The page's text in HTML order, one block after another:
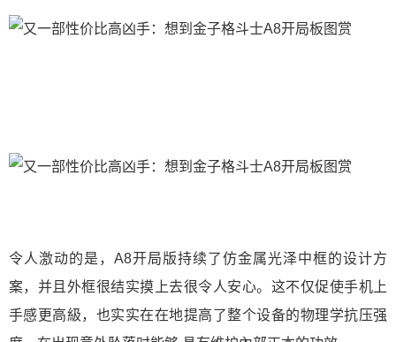
令人激动的是，A8开局版持续了仿金属光泽中框的设计方
案，并且外框很结实摸上去很令人安心。这不仅促使手机上
手感更高級，也实实在在地提高了整个设备的物理学抗压强